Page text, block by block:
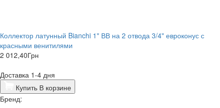
Коллектор латунный Bianchi 1" ВВ на 2 отвода 3/4" евроконус с
красными венитилями
2 012,40Грн
Доставка 1-4 дня
Купить В корзине
Бренд: